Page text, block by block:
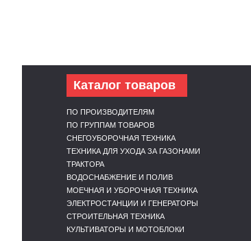
Каталог товаров
ПО ПРОИЗВОДИТЕЛЯМ
ПО ГРУППАМ ТОВАРОВ
СНЕГОУБОРОЧНАЯ ТЕХНИКА
ТЕХНИКА ДЛЯ УХОДА ЗА ГАЗОНАМИ
ТРАКТОРА
ВОДОСНАБЖЕНИЕ И ПОЛИВ
МОЕЧНАЯ И УБОРОЧНАЯ ТЕХНИКА
ЭЛЕКТРОСТАНЦИИ И ГЕНЕРАТОРЫ
СТРОИТЕЛЬНАЯ ТЕХНИКА
КУЛЬТИВАТОРЫ И МОТОБЛОКИ